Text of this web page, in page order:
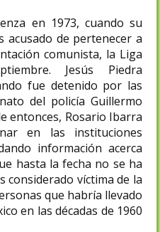
en 1973, cuando su
acusado de pertenecer a
comunista, la Liga
Jesús Piedra
fue detenido por las
del policía Guillermo
entonces, Rosario Ibarra
en las instituciones
información acerca
hasta la fecha no se ha
considerado víctima de la
que habría llevado
en las décadas de 1960